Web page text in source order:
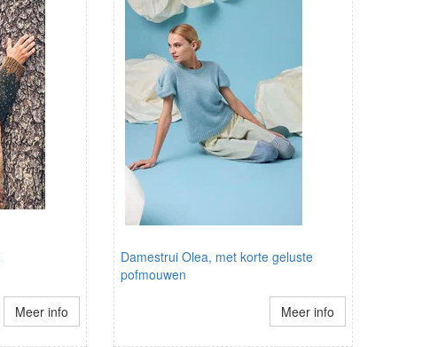
Meer info
Damestrui Olea, met korte geluste
pofmouwen
Meer info